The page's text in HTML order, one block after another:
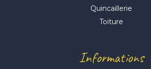
Quincaillerie
Toiture
Informations